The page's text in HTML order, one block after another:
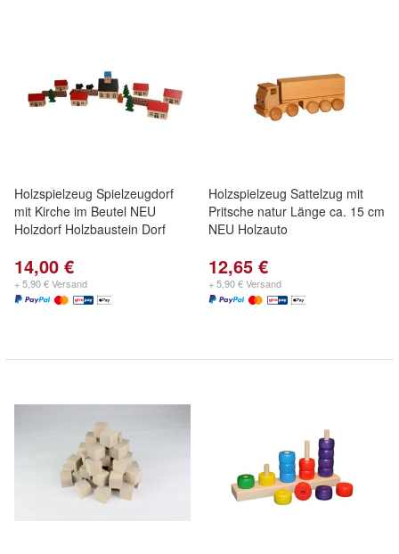
Holzspielzeug Spielzeugdorf
mit Kirche im Beutel NEU
Holzdorf Holzbaustein Dorf
14,00 €
+ 5,90 € Versand
Holzspielzeug Sattelzug mit
Pritsche natur Länge ca. 15 cm
NEU Holzauto
12,65 €
+ 5,90 € Versand